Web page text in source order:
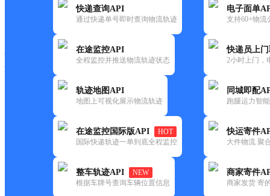
快递查询API
通过快递单号即时查询物流轨迹
在途监控API
全程监控并推送物流轨迹状态
轨迹地图API
地图上可视化展示物流轨迹
在途监控国际版API
HOT
国际快递轨迹一单到底全程监控
整车轨迹API
NEW
根据车牌号查询车辆位置信息
电子面单
支持60+物流
快递员上
2小时上门，
同城即配
跑腿运力智
快运寄件
大件物流 聚
商家寄件
商家发货 寄
快运大全 快递时效
韵达
安徽合肥分拨营销市场部
更新时间：2022-07-14 00:00:00